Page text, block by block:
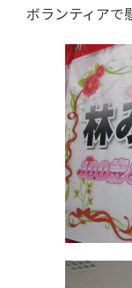
ボランティアで